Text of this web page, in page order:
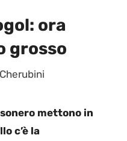
ora
grosso
mettono in
c’è la